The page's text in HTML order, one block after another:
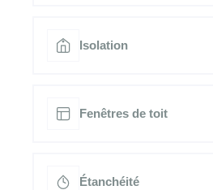
Isolation
Fenêtres de toit
Étanchéité